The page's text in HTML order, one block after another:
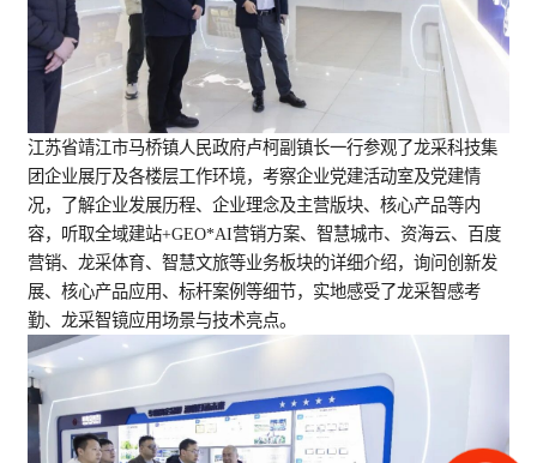
江苏省靖江市马桥镇人民政府卢柯副镇长一行参观了龙采科技集
团企业展厅及各楼层工作环境，考察企业党建活动室及党建情
况，了解企业发展历程、企业理念及主营版块、核心产品等内
容，听取全域建站+GEO*AI营销方案、智慧城市、资海云、百度
营销、龙采体育、 智慧文旅等业务板块的详细介绍，询问创新发
展、核心产品应用、标杆案例等细节， 实地感受了龙采智感考
勤、龙采智镜应用场景与技术亮点。